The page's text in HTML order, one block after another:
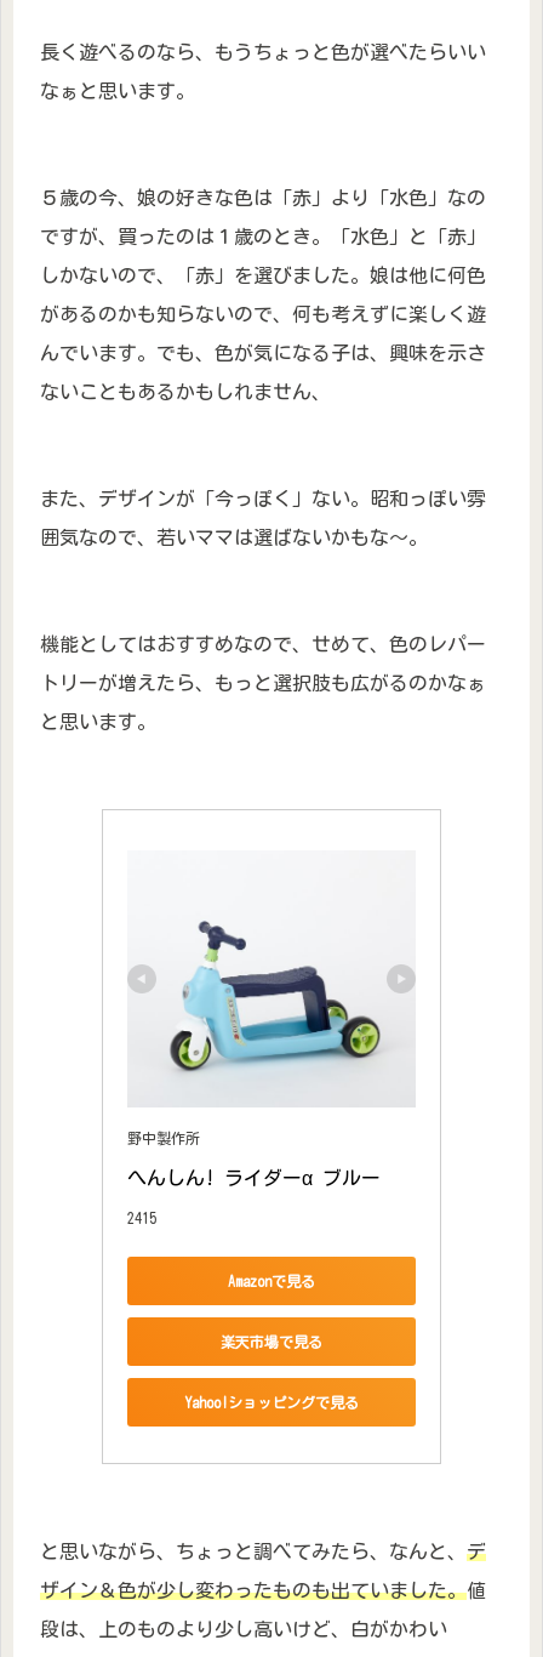
長く遊べるのなら、もうちょっと色が選べたらいい
なぁと思います。
５歳の今、娘の好きな色は「赤」より「水色」なの
ですが、買ったのは１歳のとき。「水色」と「赤」
しかないので、「赤」を選びました。娘は他に何色
があるのかも知らないので、何も考えずに楽しく遊
んでいます。でも、色が気になる子は、興味を示さ
ないこともあるかもしれません、
また、デザインが「今っぽく」ない。昭和っぽい雰
囲気なので、若いママは選ばないかもな～。
機能としてはおすすめなので、せめて、色のレパー
トリーが増えたら、もっと選択肢も広がるのかなぁ
と思います。
野中製作所
へんしん! ライダーα ブルー
2415
Amazonで見る
楽天市場で見る
Yahoo!ショッピングで見る
と思いながら、ちょっと調べてみたら、なんと、 デ
ザイン＆色が少し変わったものも出ていました。値
段は、上のものより少し高いけど、白がかわい